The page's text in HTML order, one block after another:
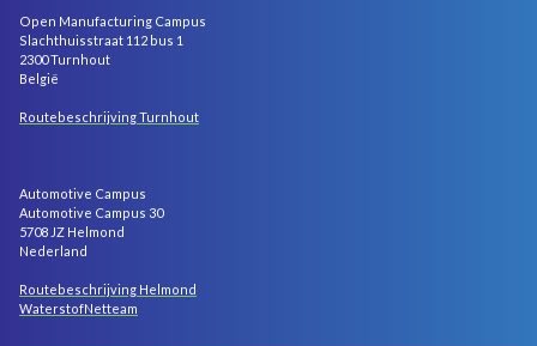
Open Manufacturing Campus
Slachthuisstraat 112 bus 1
2300 Turnhout
België
Routebeschrijving Turnhout
Automotive Campus
Automotive Campus 30
5708 JZ Helmond
Nederland
Routebeschrijving Helmond
WaterstofNetteam